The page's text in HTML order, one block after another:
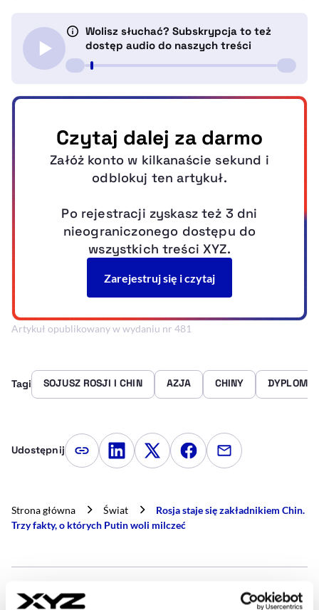
Artykuł opublikowany w wydaniu nr 481
Tagi SOJUSZ ROSJI I CHIN AZJA CHINY
Udostępnij Kopiuj link artykułu
Udostępnij na LinkedIn
Udostępnij na Twitterze
Udostępnij na
Udostępnij
Strona główna Świat
Rosja staje się zakładnikiem Chin.
Trzy fakty, o których Putin woli milczeć
- AUTOR ARTYKUŁU -
Korespondent w regionie Azji i Pacyfiku